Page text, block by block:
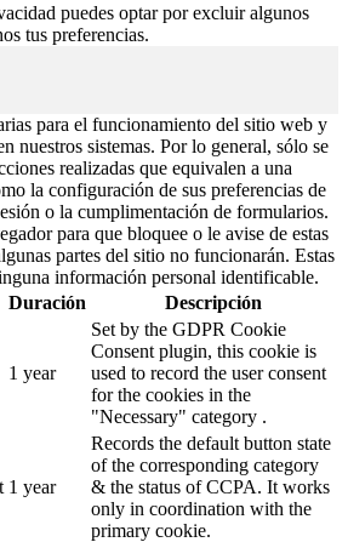
puedes optar por excluir algunos
tus preferencias.
para el funcionamiento del sitio web y
nuestros sistemas. Por lo general, sólo se
realizadas que equivalen a una
la configuración de sus preferencias de
o la cumplimentación de formularios.
para que bloquee o le avise de estas
partes del sitio no funcionarán. Estas
información personal identificable.
Duración Descripción
1 year
Set by the GDPR Cookie
Consent plugin, this cookie is
used to record the user consent
for the cookies in the
"Necessary" category .
1 year
Records the default button state
of the corresponding category
& the status of CCPA. It works
only in coordination with the
primary cookie.